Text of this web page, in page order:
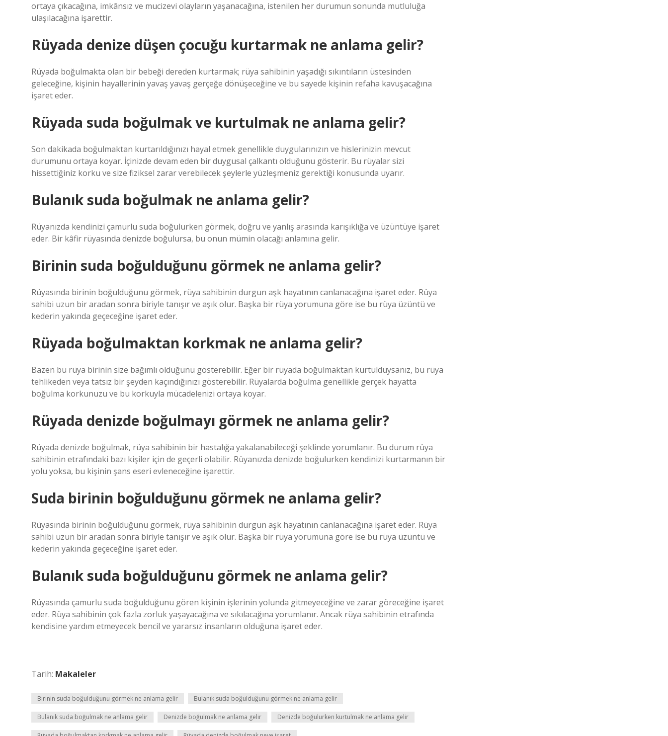
ortaya çıkacağına, imkânsız ve mucizevi olayların yaşanacağına, istenilen her durumun sonunda mutluluğa
ulaşılacağına işarettir.
Rüyada denize düşen çocuğu kurtarmak ne anlama gelir?
Rüyada boğulmakta olan bir bebeği dereden kurtarmak; rüya sahibinin yaşadığı sıkıntıların üstesinden
geleceğine, kişinin hayallerinin yavaş yavaş gerçeğe dönüşeceğine ve bu sayede kişinin refaha kavuşacağına
işaret eder.
Rüyada suda boğulmak ve kurtulmak ne anlama gelir?
Son dakikada boğulmaktan kurtarıldığınızı hayal etmek genellikle duygularınızın ve hislerinizin mevcut
durumunu ortaya koyar. İçinizde devam eden bir duygusal çalkantı olduğunu gösterir. Bu rüyalar sizi
hissettiğiniz korku ve size fiziksel zarar verebilecek şeylerle yüzleşmeniz gerektiği konusunda uyarır.
Bulanık suda boğulmak ne anlama gelir?
Rüyanızda kendinizi çamurlu suda boğulurken görmek, doğru ve yanlış arasında karışıklığa ve üzüntüye işaret
eder. Bir kâfir rüyasında denizde boğulursa, bu onun mümin olacağı anlamına gelir.
Birinin suda boğulduğunu görmek ne anlama gelir?
Rüyasında birinin boğulduğunu görmek, rüya sahibinin durgun aşk hayatının canlanacağına işaret eder. Rüya
sahibi uzun bir aradan sonra biriyle tanışır ve aşık olur. Başka bir rüya yorumuna göre ise bu rüya üzüntü ve
kederin yakında geçeceğine işaret eder.
Rüyada boğulmaktan korkmak ne anlama gelir?
Bazen bu rüya birinin size bağımlı olduğunu gösterebilir. Eğer bir rüyada boğulmaktan kurtulduysanız, bu rüya
tehlikeden veya tatsız bir şeyden kaçındığınızı gösterebilir. Rüyalarda boğulma genellikle gerçek hayatta
boğulma korkunuzu ve bu korkuyla mücadelenizi ortaya koyar.
Rüyada denizde boğulmayı görmek ne anlama gelir?
Rüyada denizde boğulmak, rüya sahibinin bir hastalığa yakalanabileceği şeklinde yorumlanır. Bu durum rüya
sahibinin etrafındaki bazı kişiler için de geçerli olabilir. Rüyanızda denizde boğulurken kendinizi kurtarmanın bir
yolu yoksa, bu kişinin şans eseri evleneceğine işarettir.
Suda birinin boğulduğunu görmek ne anlama gelir?
Rüyasında birinin boğulduğunu görmek, rüya sahibinin durgun aşk hayatının canlanacağına işaret eder. Rüya
sahibi uzun bir aradan sonra biriyle tanışır ve aşık olur. Başka bir rüya yorumuna göre ise bu rüya üzüntü ve
kederin yakında geçeceğine işaret eder.
Bulanık suda boğulduğunu görmek ne anlama gelir?
Rüyasında çamurlu suda boğulduğunu gören kişinin işlerinin yolunda gitmeyeceğine ve zarar göreceğine işaret
eder. Rüya sahibinin çok fazla zorluk yaşayacağına ve sıkılacağına yorumlanır. Ancak rüya sahibinin etrafında
kendisine yardım etmeyecek bencil ve yararsız insanların olduğuna işaret eder.
Tarih: Makaleler
Birinin suda boğulduğunu görmek ne anlama gelir Bulanık suda boğulduğunu görmek ne anlama gelir
Bulanık suda boğulmak ne anlama gelir Denizde boğulmak ne anlama gelir Denizde boğulurken kurtulmak ne anlama gelir